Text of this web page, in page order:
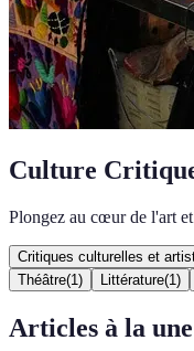
Culture
Plongez au cœur de l'art
Critiques culturelles et
Théâtre(1 ) Littérature(1 )
Articles à la une